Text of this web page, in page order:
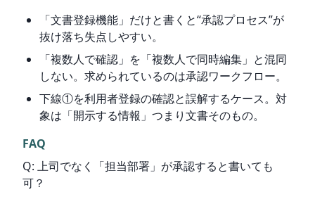
「文書登録機能」だけと書くと“承認プロセス”が
抜け落ち失点しやすい。
「複数人で確認」を「複数人で同時編集」と混同
しない。求められているのは承認ワークフロー。
下線①を利用者登録の確認と誤解するケース。対
象は「開示する情報」つまり文書そのもの。
FAQ
Q: 上司でなく「担当部署」が承認すると書いても
可？